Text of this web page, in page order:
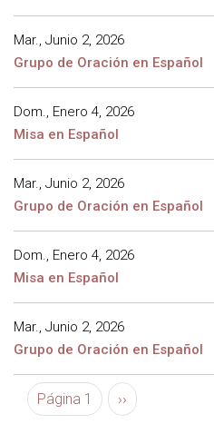
Mar., Junio 2, 2026
Grupo de Oración en Español
Dom., Enero 4, 2026
Misa en Español
Mar., Junio 2, 2026
Grupo de Oración en Español
Dom., Enero 4, 2026
Misa en Español
Mar., Junio 2, 2026
Grupo de Oración en Español
Paginación
Página 1 Siguiente página
››